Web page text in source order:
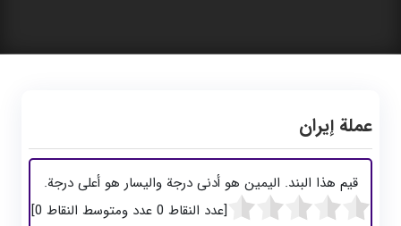
عملة إيران
قيم هذا البند. اليمين هو أدنى درجة واليسار هو أعلى درجة.
[عدد النقاط 0 عدد ومتوسط ​​النقاط 0
]